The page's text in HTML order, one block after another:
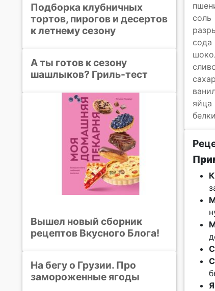
соль
сода
сахар
яйца
белки
Подборка клубничных
тортов, пирогов и десертов
к летнему сезону
А ты готов к сезону
шашлыков? Гриль-тест
Вышел новый сборник
рецептов Вкусного Блога!
На бегу о Грузии. Про
замороженные ягоды